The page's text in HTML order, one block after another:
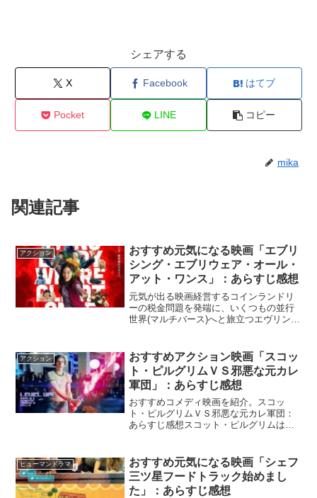
シェアする
X Facebook はてブ
Pocket LINE コピー
mika
関連記事
アクション
おすすめ元気になる映画「エブリ
シング・エブリウェア・オール・
アット・ワンス」：あらすじ感想
元気が出る映画経営するコインランドリ
ーの税金問題を発端に、いくつもの並行
世界(マルチバース)へと旅立つエヴリン。
トな想いだけ。『エブリシング・エブリ
ウェア・オールアット...
アクション
おすすめアクション映画「スコッ
ト・ピルグリムＶＳ邪悪な元カレ
軍団」：あらすじ感想
おすすめコメディ映画を紹介。スコッ
ト・ピルグリムＶＳ邪悪な元カレ軍団：
あらすじ感想スコット・ピルグリムは、
を倒さなければいけない。男なら、戦っ
て愛をつかみ取れ！『スコッ...
ヒューマンドラマ
おすすめ元気になる映画「シェフ
三ツ星フードトラック始めまし
た」：あらすじ感想